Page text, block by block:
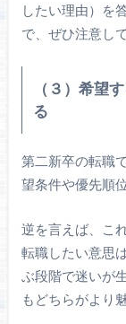
したい理由）を
で、ぜひ注意し
（３）希望
る
第二新卒の転職
望条件や優先順
逆を言えば、こ
転職したい意思
ぶ段階で迷いが
もどちらがより